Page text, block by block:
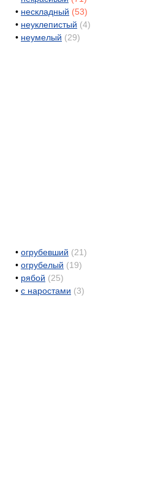
• нескладный (53)
• неуклепистый (4)
• неумелый (29)
• огрубевший (21)
• огрубелый (19)
• рябой (25)
• с наростами (3)